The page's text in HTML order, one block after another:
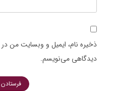
ذخیره نام، ایمیل و وبسایت من در
دیدگاهی می‌نویسم.